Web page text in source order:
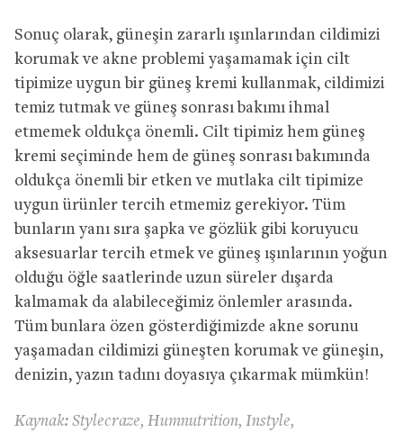
Sonuç olarak, güneşin zararlı ışınlarından cildimizi
korumak ve akne problemi yaşamamak için cilt
tipimize uygun bir güneş kremi kullanmak, cildimizi
temiz tutmak ve güneş sonrası bakımı ihmal
etmemek oldukça önemli. Cilt tipimiz hem güneş
kremi seçiminde hem de güneş sonrası bakımında
oldukça önemli bir etken ve mutlaka cilt tipimize
uygun ürünler tercih etmemiz gerekiyor. Tüm
bunların yanı sıra şapka ve gözlük gibi koruyucu
aksesuarlar tercih etmek ve güneş ışınlarının yoğun
olduğu öğle saatlerinde uzun süreler dışarda
kalmamak da alabileceğimiz önlemler arasında.
Tüm bunlara özen gösterdiğimizde akne sorunu
yaşamadan cildimizi güneşten korumak ve güneşin,
denizin, yazın tadını doyasıya çıkarmak mümkün!
Kaynak: Stylecraze, Humnutrition, Instyle,